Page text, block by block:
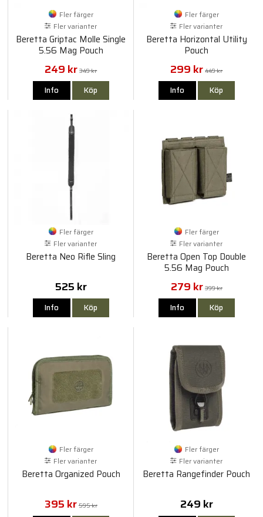
Fler färger
Fler varianter
Beretta Griptac Molle Single
5.56 Mag Pouch
249 kr 349 kr
Info Köp
Fler färger
Fler varianter
Beretta Horizontal Utility
Pouch
299 kr 449 kr
Info Köp
Fler färger
Fler varianter
Beretta Neo Rifle Sling
525 kr
Info Köp
Fler färger
Fler varianter
Beretta Open Top Double
5.56 Mag Pouch
279 kr 399 kr
Info Köp
Fler färger
Fler varianter
Beretta Organized Pouch
395 kr 595 kr
Fler färger
Fler varianter
Beretta Rangefinder Pouch
249 kr